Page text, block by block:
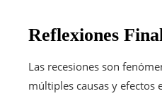
Reflexiones
Las recesiones son
múltiples causas y efectos